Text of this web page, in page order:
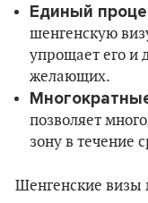
Единый
шенгенскую
упрощает его и
желающих.
позволяет
зону в течение
Шенгенские визы